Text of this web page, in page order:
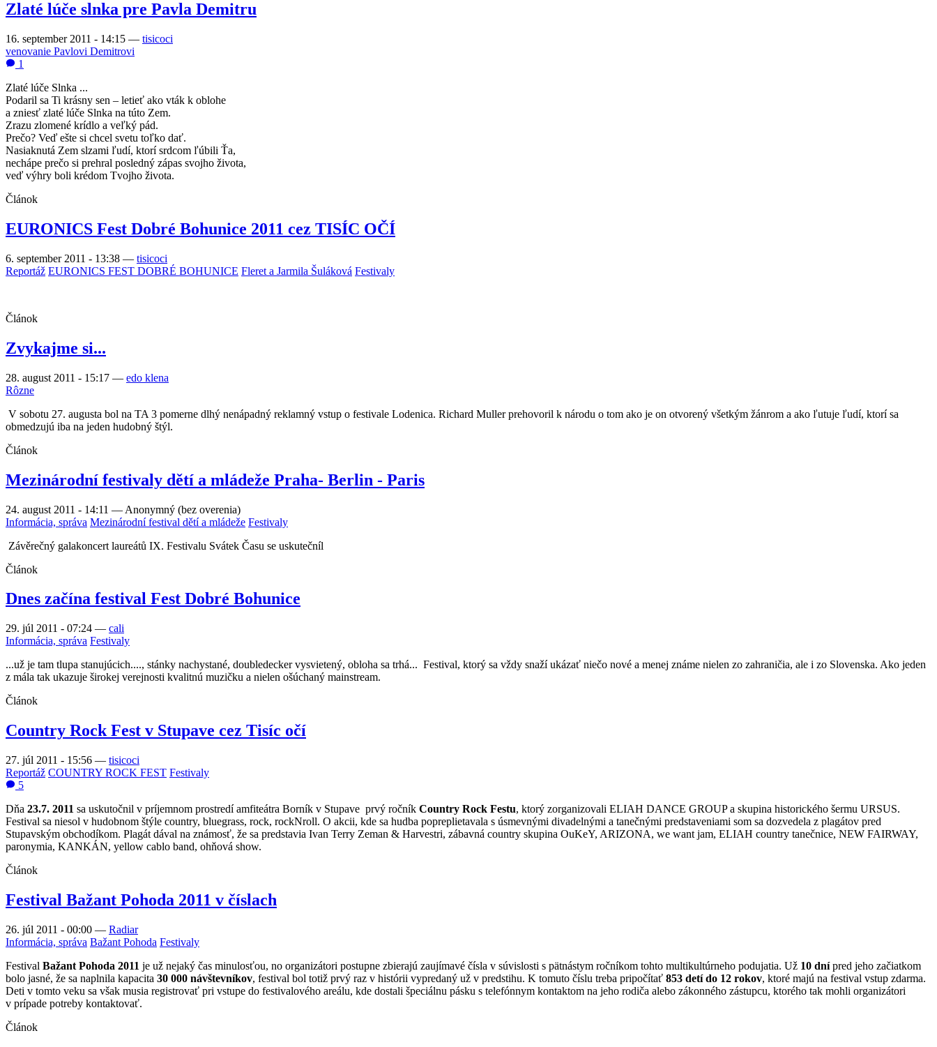
Zlaté lúče slnka pre Pavla Demitru
16. september 2011 - 14:15 — tisicoci
venovanie Pavlovi Demitrovi
1
Zlaté lúče Slnka ...
Podaril sa Ti krásny sen – letieť ako vták k oblohe
a zniesť zlaté lúče Slnka na túto Zem.
Zrazu zlomené krídlo a veľký pád.
Prečo? Veď ešte si chcel svetu toľko dať.
Nasiaknutá Zem slzami ľudí, ktorí srdcom ľúbili Ťa,
nechápe prečo si prehral posledný zápas svojho života,
veď výhry boli krédom Tvojho života.
Článok
EURONICS Fest Dobré Bohunice 2011 cez TISÍC OČÍ
6. september 2011 - 13:38 — tisicoci
Reportáž EURONICS FEST DOBRÉ BOHUNICE Fleret a Jarmila Šuláková Festivaly
Článok
Zvykajme si...
28. august 2011 - 15:17 — edo klena
Rôzne
V sobotu 27. augusta bol na TA 3 pomerne dlhý nenápadný reklamný vstup o festivale Lodenica. Richard Muller prehovoril k národu o tom ako je on otvorený všetkým žánrom a ako ľutuje ľudí, ktorí sa
obmedzujú iba na jeden hudobný štýl.
Článok
Mezinárodní festivaly dětí a mládeže Praha- Berlin - Paris
24. august 2011 - 14:11 — Anonymný (bez overenia)
Informácia, správa Mezinárodní festival dětí a mládeže Festivaly
Závěrečný galakoncert laureátů IX. Festivalu Svátek Času se uskutečníl
Článok
Dnes začína festival Fest Dobré Bohunice
29. júl 2011 - 07:24 — cali
Informácia, správa Festivaly
...už je tam tlupa stanujúcich...., stánky nachystané, doubledecker vysvietený, obloha sa trhá... Festival, ktorý sa vždy snaží ukázať niečo nové a menej známe nielen zo zahraničia, ale i zo Slovenska. Ako jeden
z mála tak ukazuje širokej verejnosti kvalitnú muzičku a nielen ošúchaný mainstream.
Článok
Country Rock Fest v Stupave cez Tisíc očí
27. júl 2011 - 15:56 — tisicoci
Reportáž COUNTRY ROCK FEST Festivaly
5
Dňa 23.7. 2011 sa uskutočnil v príjemnom prostredí amfiteátra Borník v Stupave prvý ročník Country Rock Festu, ktorý zorganizovali ELIAH DANCE GROUP a skupina historického šermu URSUS.
Festival sa niesol v hudobnom štýle country, bluegrass, rock, rockNroll. O akcii, kde sa hudba popreplietavala s úsmevnými divadelnými a tanečnými predstaveniami som sa dozvedela z plagátov pred
Stupavským obchodíkom. Plagát dával na známosť, že sa predstavia Ivan Terry Zeman & Harvestri, zábavná country skupina OuKeY, ARIZONA, we want jam, ELIAH country tanečnice, NEW FAIRWAY,
paronymia, KANKÁN, yellow cablo band, ohňová show.
Článok
Festival Bažant Pohoda 2011 v číslach
26. júl 2011 - 00:00 — Radiar
Informácia, správa Bažant Pohoda Festivaly
Festival Bažant Pohoda 2011 je už nejaký čas minulosťou, no organizátori postupne zbierajú zaujímavé čísla v súvislosti s pätnástym ročníkom tohto multikultúrneho podujatia. Už 10 dnípred jeho začiatkom
bolo jasné, že sa naplnila kapacita 30 000 návštevníkov, festival bol totiž prvý raz v histórii vypredaný už v predstihu. K tomuto číslu treba pripočítať 853 detí do 12 rokov, ktoré majú na festival vstup zdarma.
Deti v tomto veku sa však musia registrovať pri vstupe do festivalového areálu, kde dostali špeciálnu pásku s telefónnym kontaktom na jeho rodiča alebo zákonného zástupcu, ktorého tak mohli organizátori
v prípade potreby kontaktovať.
Článok